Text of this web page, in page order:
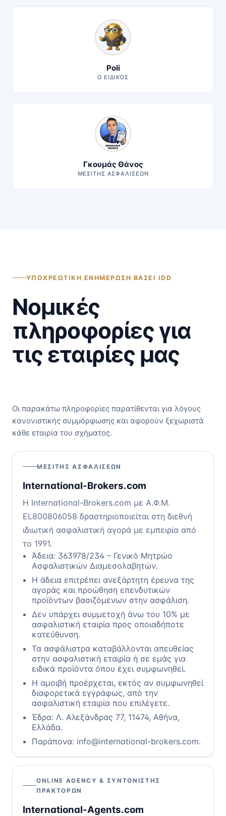
Poli
Ο ΕΙΔΙΚΌΣ
Γκουμάς Θάνος
ΜΕΣΊΤΗΣ ΑΣΦΑΛΊΣΕΩΝ
ΥΠΟΧΡΕΩΤΙΚΉ ΕΝΗΜΈΡΩΣΗ ΒΆΣΕΙ IDD
Νομικές
πληροφορίες για
τις εταιρίες μας
Οι παρακάτω πληροφορίες παρατίθενται για λόγους
κανονιστικής συμμόρφωσης και αφορούν ξεχωριστά
κάθε εταιρία του σχήματος.
ΜΕΣΊΤΗΣ ΑΣΦΑΛΊΣΕΩΝ
International-Brokers.com
Η International-Brokers.com με Α.Φ.Μ.
EL800806058 δραστηριοποιείται στη διεθνή
ιδιωτική ασφαλιστική αγορά με εμπειρία από
το 1991.
Άδεια: 363978/234 – Γενικό Μητρώο
Ασφαλιστικών Διαμεσολαβητών.
Η άδεια επιτρέπει ανεξάρτητη έρευνα της
αγοράς και προώθηση επενδυτικών
προϊόντων βασιζόμενων στην ασφάλιση.
Δεν υπάρχει συμμετοχή άνω του 10% με
ασφαλιστική εταιρία προς οποιαδήποτε
κατεύθυνση.
Τα ασφάλιστρα καταβάλλονται απευθείας
στην ασφαλιστική εταιρία ή σε εμάς για
ειδικά προϊόντα όπου έχει συμφωνηθεί.
Η αμοιβή προέρχεται, εκτός αν συμφωνηθεί
διαφορετικά εγγράφως, από την
ασφαλιστική εταιρία που επιλέγετε.
Έδρα: Λ. Αλεξάνδρας 77, 11474, Αθήνα,
Ελλάδα.
Παράπονα: info@international-brokers.com.
ONLINE AGENCY & ΣΥΝΤΟΝΙΣΤΉΣ
ΠΡΑΚΤΌΡΩΝ
International-Agents.com